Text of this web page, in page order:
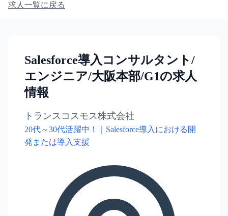
求人一覧に戻る
Salesforce導入コンサルタント/
エンジニア/大阪本部/G1の求人
情報
トランスコスモス株式会社
20代～30代活躍中！｜Salesforce導入における開
発または導入支援